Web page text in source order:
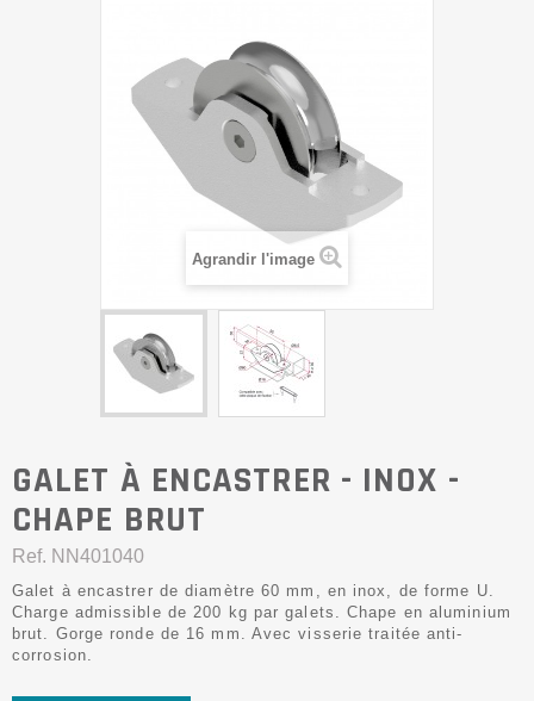
Agrandir l'image
GALET À ENCASTRER - INOX -
CHAPE BRUT
Ref. NN401040
Galet à encastrer de diamètre 60 mm, en inox, de forme U.
Charge admissible de 200 kg par galets. Chape en aluminium
brut. Gorge ronde de 16 mm. Avec visserie traitée anti-
corrosion.